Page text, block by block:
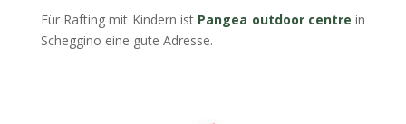
Für Rafting mit Kindern ist Pangea outdoor centre in
Scheggino eine gute Adresse.